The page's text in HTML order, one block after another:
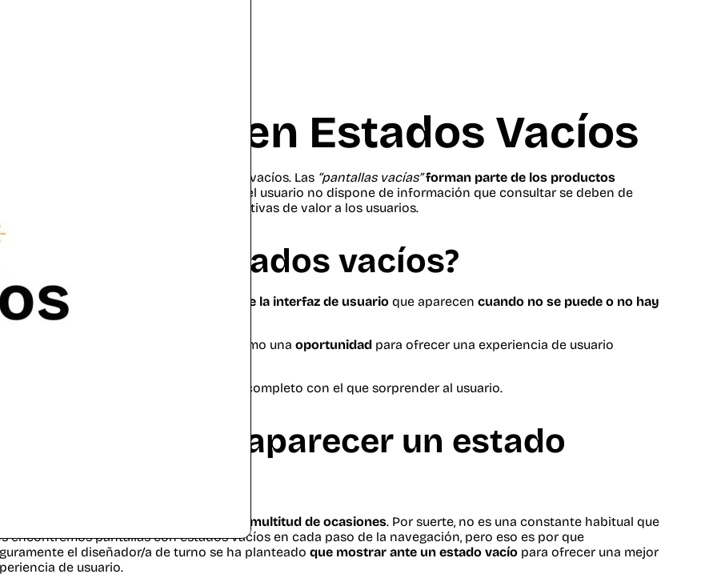
Mejorar UX en Estados Vacíos
no tienen por qué estar vacíos. Las “pantallas vacías” forman parte de los productos
, todas esas situaciones en las que el usuario no dispone de información que consultar se deben de
y diseñar buscando ofrecer alternativas de valor a los usuarios.
son los estados vacíos?
estados vacíos son aquellas pantallas de la interfaz de usuario que aparecencuando no se puede o no hay
que mostrar
UX contemplamos los estados vacíos como unaoportunidad para ofrecer una experiencia de usuario
Ante una pantalla vacía hay un lienzo completo con el que sorprender al usuario.
¿Cuándo puede aparecer un estado
multitud de ocasiones. Por suerte, no es una constante habitual que
encontremos pantallas con estados vacíos en cada paso de la navegación, pero eso es por que
el diseñador/a de turno se ha planteadoque mostrar ante un estado vacío para ofrecer una mejor
de usuario.